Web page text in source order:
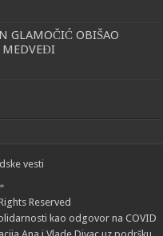
GLAMOČIĆ OBIŠAO
MEDVEĐI
vesti
Reserved
kao odgovor na COVID